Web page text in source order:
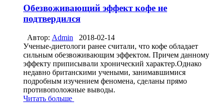
Обезвоживающий эффект кофе не
подтвердился
Автор: Admin
2018-02-14
Ученые-диетологи ранее считали, что кофе обладает
сильным обезвоживающим эффектом. Причем данному
эффекту приписывали хронический характер.Однако
недавно британскими учеными, занимавшимися
подробным изучением феномена, сделаны прямо
противоположные выводы.
Читать больше